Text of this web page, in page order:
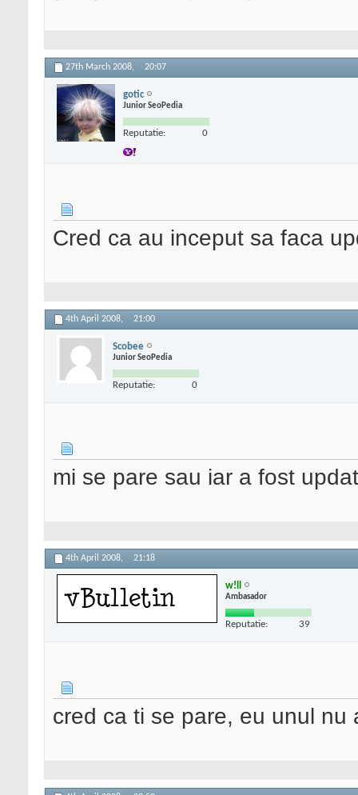
27th March 2008, 20:07
gotic
Junior SeoPedia
Reputatie: 0
Cred ca au inceput sa faca
4th April 2008, 21:00
Scobee
Junior SeoPedia
Reputatie: 0
mi se pare sau iar a fost
4th April 2008, 21:18
w!ll
Ambasador
Reputatie: 39
cred ca ti se pare, eu unul nu